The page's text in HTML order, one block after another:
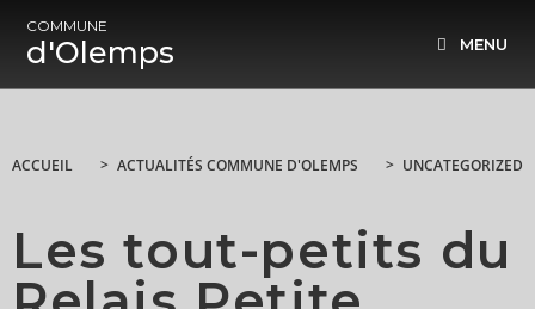
COMMUNE
d'Olemps MENU
ACCUEIL > ACTUALITÉS COMMUNE D'OLEMPS > UNCATEGORIZED
Les tout-petits du